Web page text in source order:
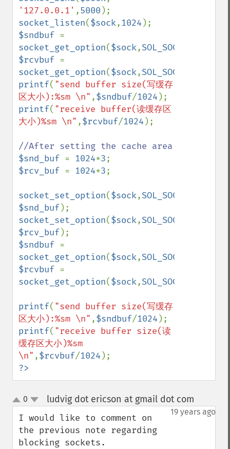
'127.0.0.1' ,5000
socket_listen($sock,1024
$sndbuf
socket_get_option($sock,SOL_SOCKET
$rcvbuf
socket_get_option($sock,SOL_SOCKET
printf( "send buffer size(写缓存
区大小):%sm \n" ,$sndbuf/1024
printf( "receive buffer(读缓存区
大小)%sm \n" ,$rcvbuf/1024 );
$snd_buf = 1024*3
$rcv_buf = 1024*3;
socket_set_option($sock,SOL_SOCKET
$snd_buf
socket_set_option($sock,SOL_SOCKET
$rcv_buf
$sndbuf
socket_get_option($sock,SOL_SOCKET
$rcvbuf
socket_get_option($sock,SOL_SOCKET
printf( "send buffer size(写缓存
区大小):%sm \n" ,$sndbuf/1024
printf( "receive buffer size(读
缓存区大小)%sm
\n" ,$rcvbuf/1024
?>
up
down
0 ludvig dot ericson at gmail dot com
19 years ago
I would like to comment on
the previous note regarding
blocking sockets.